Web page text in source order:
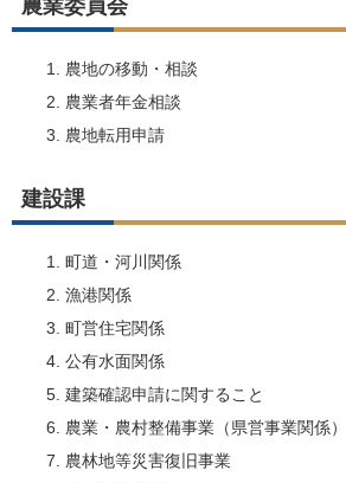
農業委員会
農地の移動・相談
農業者年金相談
農地転用申請
建設課
町道・河川関係
漁港関係
町営住宅関係
公有水面関係
建築確認申請に関すること
農業・農村整備事業（県営事業関係）
農林地等災害復旧事業